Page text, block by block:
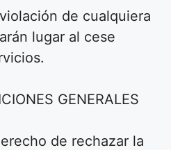
de cualquiera
lugar al cese
GENERALES
de rechazar la